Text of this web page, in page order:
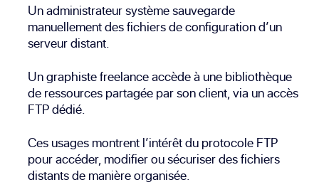
Un administrateur système sauvegarde
manuellement des fichiers de configuration d’un
serveur distant.
Un graphiste freelance accède à une bibliothèque
de ressources partagée par son client, via un accès
FTP dédié.
Ces usages montrent l’intérêt du protocole FTP
pour accéder, modifier ou sécuriser des fichiers
distants de manière organisée.